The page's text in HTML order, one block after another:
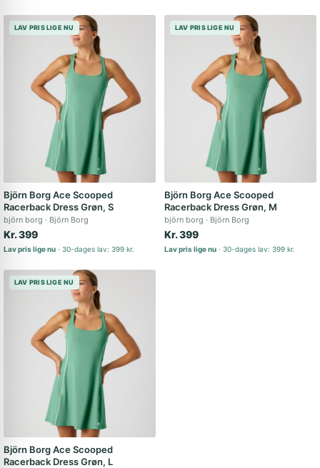
LAV PRIS LIGE NU
Björn Borg Ace Scooped
Racerback Dress Grøn, S
björn borg Björn Borg
Kr. 399
Lav pris lige nu 30-dages lav: 399 kr.
LAV PRIS LIGE NU
Björn Borg Ace Scooped
Racerback Dress Grøn, M
björn borg Björn Borg
Kr. 399
Lav pris lige nu 30-dages lav: 399 kr.
LAV PRIS LIGE NU
Björn Borg Ace Scooped
Racerback Dress Grøn, L